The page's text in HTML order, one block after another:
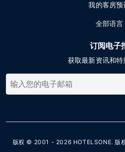
我的客房预
全部语言
订阅电子
获取最新资讯和特
版权 © 2001 - 2026 HOTELSONE. 版